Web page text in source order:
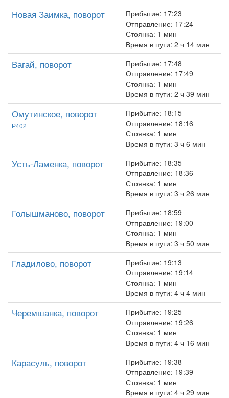
Новая Заимка, поворот
Прибытие: 17:23
Отправление: 17:24
Стоянка: 1 мин
Время в пути: 2 ч 14 мин
Вагай, поворот
Прибытие: 17:48
Отправление: 17:49
Стоянка: 1 мин
Время в пути: 2 ч 39 мин
Омутинское, поворот
Р402
Прибытие: 18:15
Отправление: 18:16
Стоянка: 1 мин
Время в пути: 3 ч 6 мин
Усть-Ламенка, поворот
Прибытие: 18:35
Отправление: 18:36
Стоянка: 1 мин
Время в пути: 3 ч 26 мин
Голышманово, поворот
Прибытие: 18:59
Отправление: 19:00
Стоянка: 1 мин
Время в пути: 3 ч 50 мин
Гладилово, поворот
Прибытие: 19:13
Отправление: 19:14
Стоянка: 1 мин
Время в пути: 4 ч 4 мин
Черемшанка, поворот
Прибытие: 19:25
Отправление: 19:26
Стоянка: 1 мин
Время в пути: 4 ч 16 мин
Карасуль, поворот
Прибытие: 19:38
Отправление: 19:39
Стоянка: 1 мин
Время в пути: 4 ч 29 мин